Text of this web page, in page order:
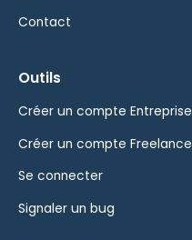
Contact
Outils
Créer un compte Entreprise
Créer un compte Freelance
Se connecter
Signaler un bug